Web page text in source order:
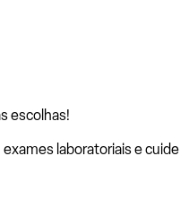
escolhas!
laboratoriais e cuide